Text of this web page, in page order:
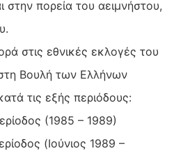
πορεία του αειμνήστου,
στις εθνικές εκλογές του
Βουλή των Ελλήνων
τις εξής περιόδους:
(1985 – 1989)
(Ιούνιος 1989 –